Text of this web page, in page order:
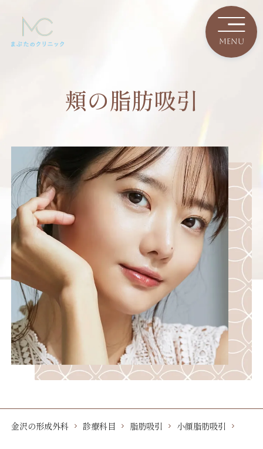
頬の脂肪吸引
金沢の形成外科 診療科目 脂肪吸引 小顔脂肪吸引